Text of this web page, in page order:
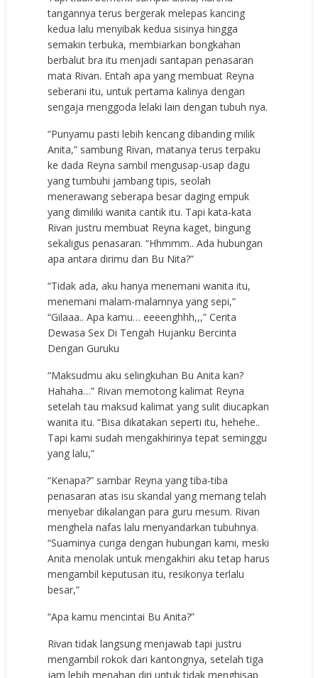
tangannya terus bergerak melepas kancing
kedua lalu menyibak kedua sisinya hingga
semakin terbuka, membiarkan bongkahan
berbalut bra itu menjadi santapan penasaran
mata Rivan. Entah apa yang membuat Reyna
seberani itu, untuk pertama kalinya dengan
sengaja menggoda lelaki lain dengan tubuh nya.
“Punyamu pasti lebih kencang dibanding milik
Anita,” sambung Rivan, matanya terus terpaku
ke dada Reyna sambil mengusap-usap dagu
yang tumbuhi jambang tipis, seolah
menerawang seberapa besar daging empuk
yang dimiliki wanita cantik itu. Tapi kata-kata
Rivan justru membuat Reyna kaget, bingung
sekaligus penasaran. “Hhmmm.. Ada hubungan
apa antara dirimu dan Bu Nita?”
“Tidak ada, aku hanya menemani wanita itu,
menemani malam-malamnya yang sepi,”
“Gilaaa.. Apa kamu… eeeenghhh,,,” Cerita
Dewasa Sex Di Tengah Hujanku Bercinta
Dengan Guruku
“Maksudmu aku selingkuhan Bu Anita kan?
Hahaha…” Rivan memotong kalimat Reyna
setelah tau maksud kalimat yang sulit diucapkan
wanita itu. “Bisa dikatakan seperti itu, hehehe..
Tapi kami sudah mengakhirinya tepat seminggu
yang lalu,”
“Kenapa?” sambar Reyna yang tiba-tiba
penasaran atas isu skandal yang memang telah
menyebar dikalangan para guru mesum. Rivan
menghela nafas lalu menyandarkan tubuhnya.
“Suaminya curiga dengan hubungan kami, meski
Anita menolak untuk mengakhiri aku tetap harus
mengambil keputusan itu, resikonya terlalu
besar,”
“Apa kamu mencintai Bu Anita?”
Rivan tidak langsung menjawab tapi justru
mengambil rokok dari kantongnya, setelah tiga
jam lebih menahan diri untuk tidak menghisap